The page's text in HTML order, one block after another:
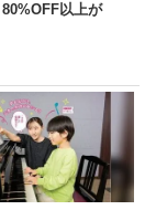
以上が